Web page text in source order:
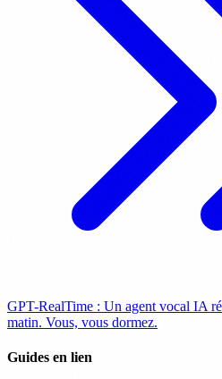
GPT-RealTime : Un agent vocal IA
matin. Vous, vous dormez.
Guides en lien